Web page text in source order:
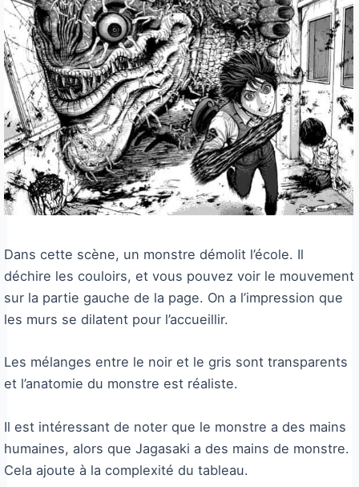
Dans cette scène, un monstre démolit l’école. Il
déchire les couloirs, et vous pouvez voir le mouvement
sur la partie gauche de la page. On a l’impression que
les murs se dilatent pour l’accueillir.
Les mélanges entre le noir et le gris sont transparents
et l’anatomie du monstre est réaliste.
Il est intéressant de noter que le monstre a des mains
humaines, alors que Jagasaki a des mains de monstre.
Cela ajoute à la complexité du tableau.